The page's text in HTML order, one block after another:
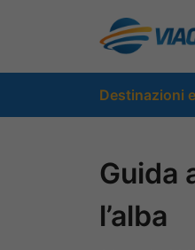
contenuto
Destinazioni
Guida
l’alba